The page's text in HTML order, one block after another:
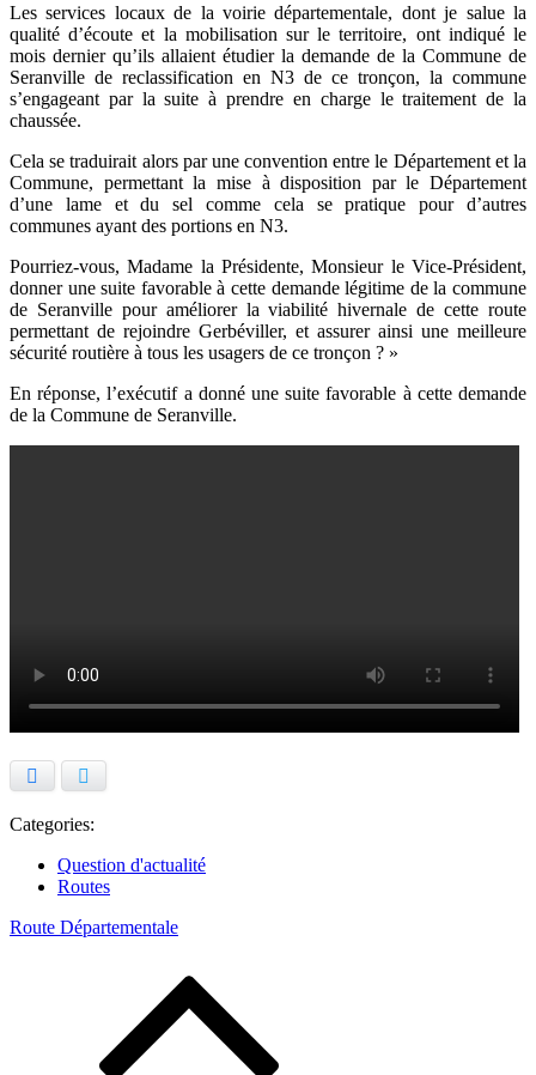
Les services locaux de la voirie départementale, dont je salue la
qualité d’écoute et la mobilisation sur le territoire, ont indiqué le
mois dernier qu’ils allaient étudier la demande de la Commune de
Seranville de reclassification en N3 de ce tronçon, la commune
s’engageant par la suite à prendre en charge le traitement de la
chaussée.
Cela se traduirait alors par une convention entre le Département et la
Commune, permettantla mise à disposition par le Département
d’une lame et du sel comme cela se pratique pour d’autres
communes ayant des portions en N3.
Pourriez-vous, Madame la Présidente, Monsieur le Vice-Président,
donner une suite favorableà cette demande légitime de la commune
de Seranville pour améliorer la viabilité hivernalede cette route
permettant de rejoindre Gerbéviller, et assurer ainsi une meilleure
sécurité routière à tous les usagers de ce tronçon ? »
En réponse, l’exécutif a donné une suite favorable à cette demande
de la Commune de Seranville.
Categories:
Question d'actualité
Routes
Route Départementale